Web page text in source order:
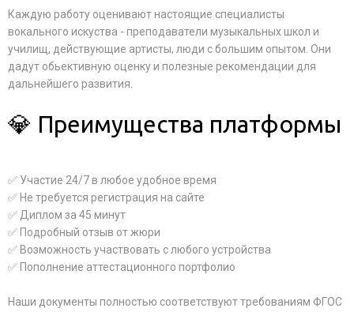
Каждую работу оценивают настоящие специалисты
вокального искуства - преподаватели музыкальных школ и
училищ, действующие артисты, люди с большим опытом. Они
дадут обьективную оценку и полезные рекомендации для
дальнейшего развития.
💎 Преимущества платформы
✅ Участие 24/7 в любое удобное время
✅ Не требуется регистрация на сайте
✅ Диплом за 45 минут
✅ Подробный отзыв от жюри
✅ Возможность участвовать с любого устройства
✅ Пополнение аттестационного портфолио
Наши документы полностью соответствуют требованиям ФГОС